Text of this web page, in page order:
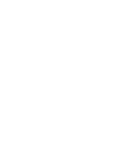
U kunt extra
te ondersteunen.